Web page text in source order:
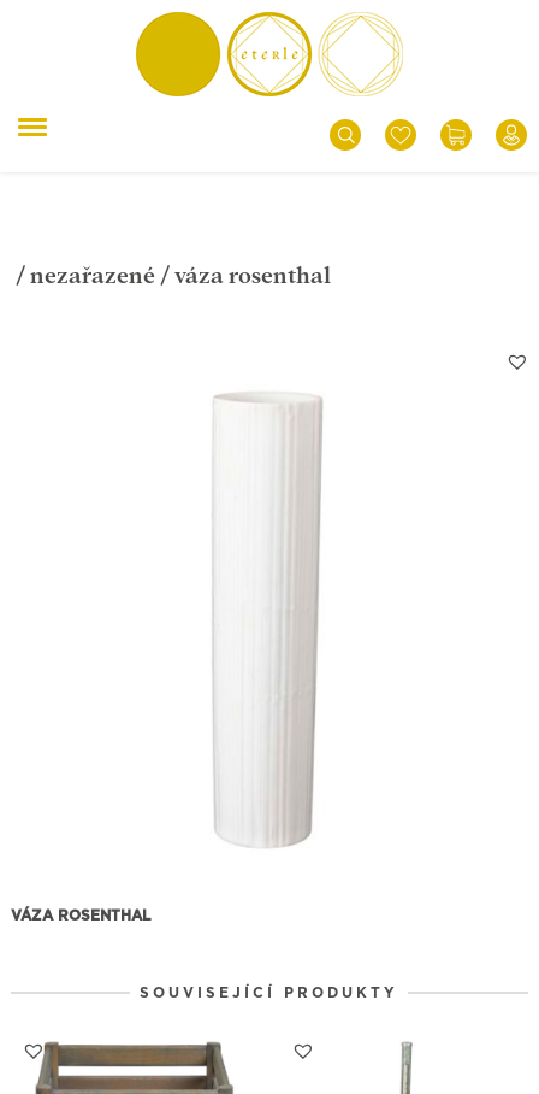
/ nezařazené / váza rosenthal
VÁZA ROSENTHAL
SOUVISEJÍCÍ PRODUKTY